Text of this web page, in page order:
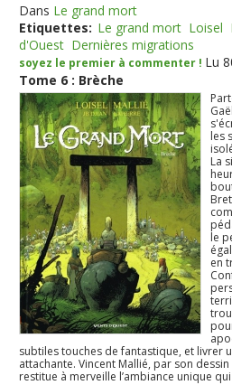
Dans Le grand mort
Etiquettes: Le grand mort Loisel
d'Ouest Dernières migrations
soyez le premier à commenter ! Lu
Tome 6 : Brèche
les
La
le
en
subtiles touches de fantastique, et livrer
attachante. Vincent Mallié, par son
restitue à merveille l’ambiance unique qui